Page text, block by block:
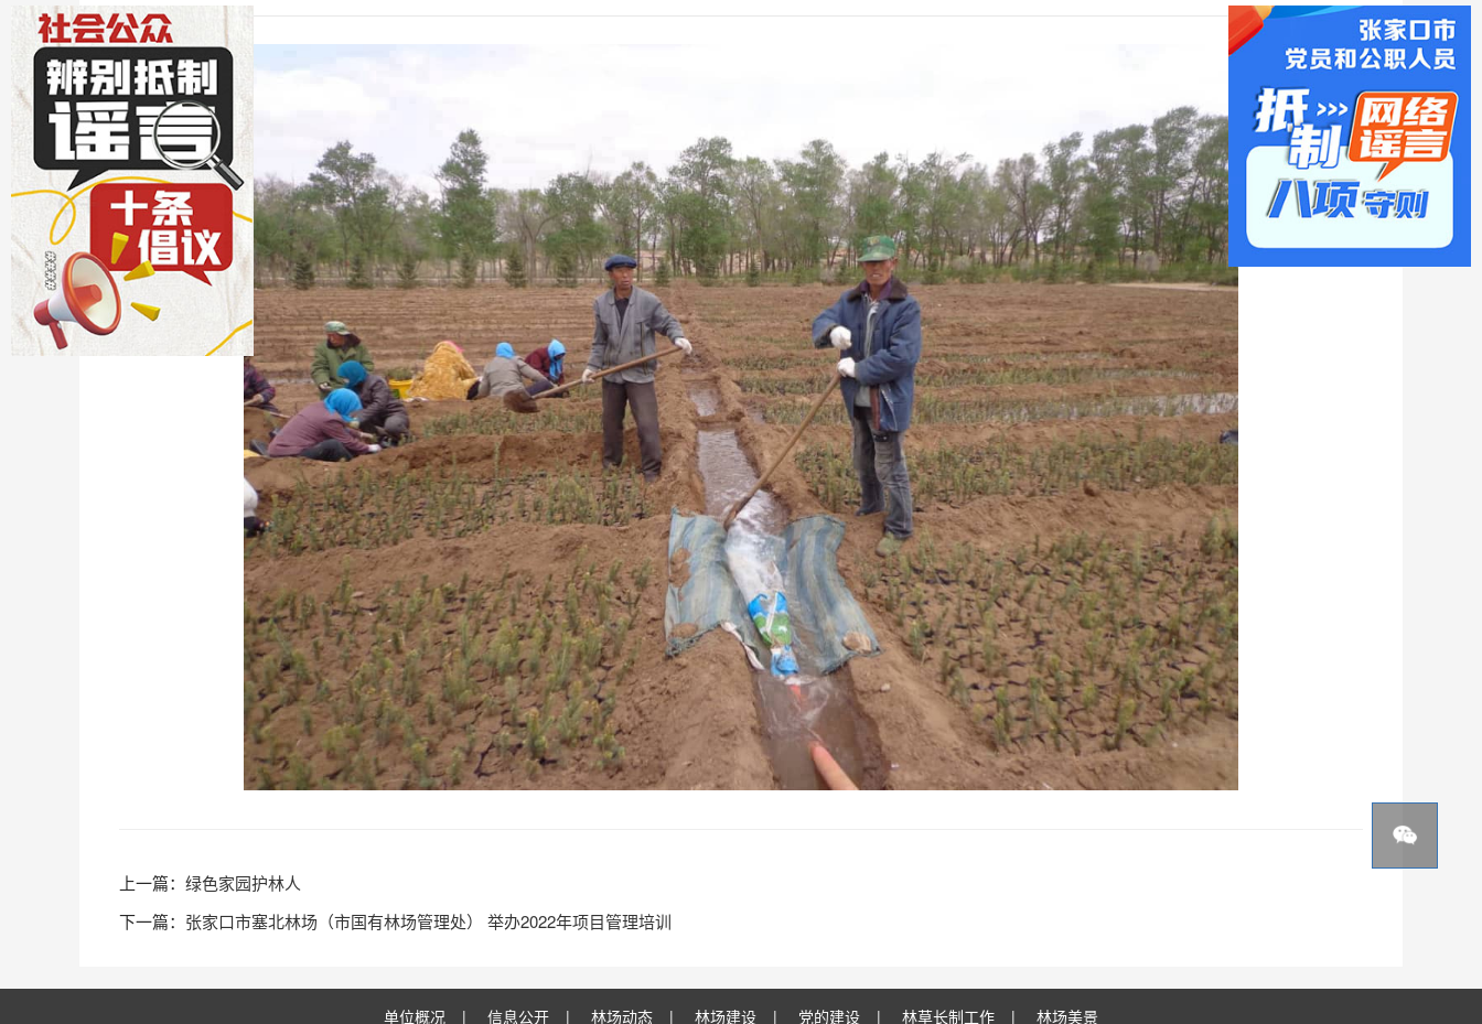
绿色家园护林人
张家口市塞北林场（市国有林场管理处） 举办2022年项目管理培训
单位概况 | 信息公开 | 林场动态 | 林场建设 | 党的建设 | 林草长制工作 | 林场美景